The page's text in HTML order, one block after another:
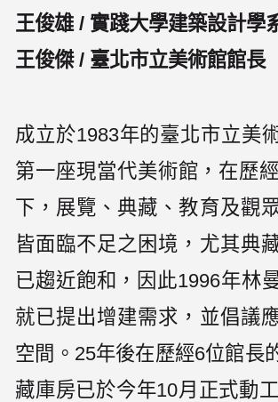
王俊雄 / 實踐大學建築設計學
王俊傑 / 臺北市立美術館館長
成立於1983年的臺北市立美
第一座現當代美術館，在歷
下，展覽、典藏、教育及觀
皆面臨不足之困境，尤其典
已趨近飽和，因此1996年林
就已提出增建需求，並倡議
空間。25年後在歷經6位館長
藏庫房已於今年10月正式動